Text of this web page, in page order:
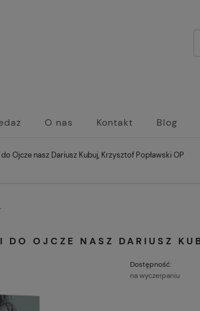
O nas Kontakt Blog
Ojcze nasz Dariusz Kubuj, Krzysztof Popławski OP
OJCZE NASZ DARIUSZ
Dostępność:
na wyczerpaniu